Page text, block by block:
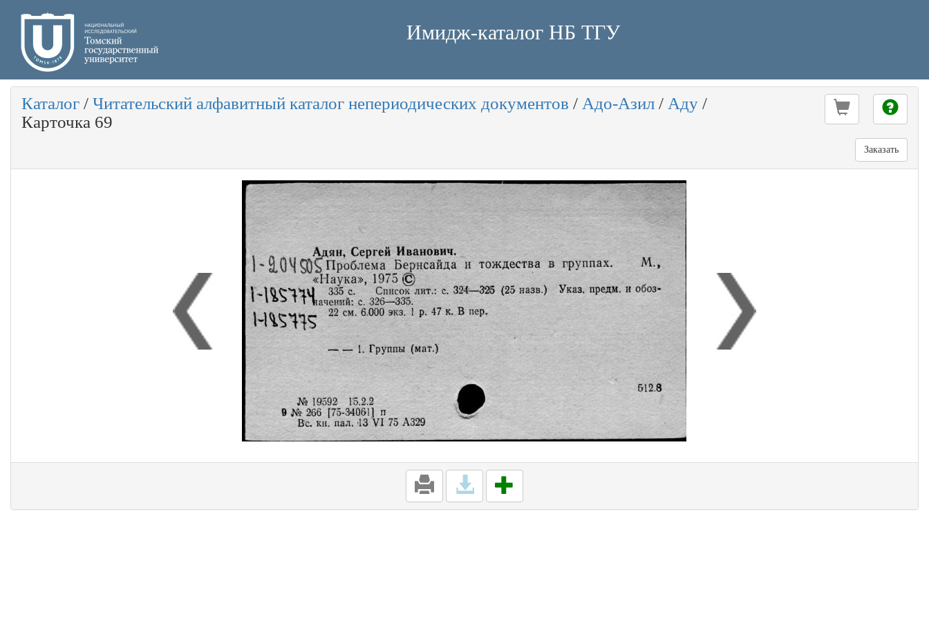
Имидж-каталог НБ ТГУ
Каталог / Читательский алфавитный каталог непериодических документов / Адо-Азил / Аду /
Карточка 69
Заказать